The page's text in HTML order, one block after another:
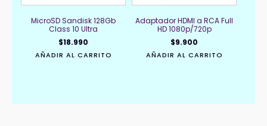
MicroSD Sandisk 128Gb
Class 10 Ultra
$18.990
AÑADIR AL CARRITO
Adaptador HDMI a RCA Full
HD 1080p/720p
$9.900
AÑADIR AL CARRITO